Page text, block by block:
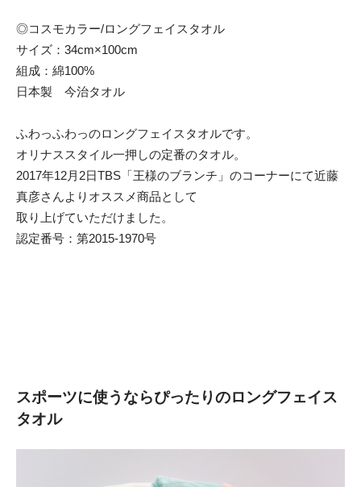
◎コスモカラー/ロングフェイスタオル
サイズ：34cm×100cm
組成：綿100%
日本製 今治タオル
ふわっふわっのロングフェイスタオルです。
オリナススタイル一押しの定番のタオル。
2017年12月2日TBS「王様のブランチ」のコーナーにて近藤
真彦さんよりオススメ商品として
取り上げていただけました。
認定番号：第2015-1970号
スポーツに使うならぴったりのロングフェイス
タオル